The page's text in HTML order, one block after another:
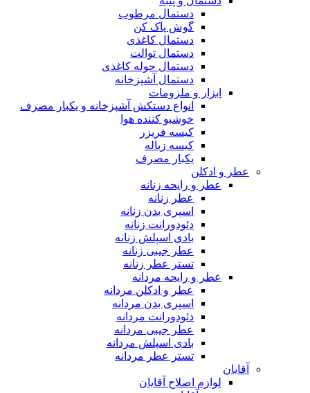
دستمال مرطوب
گوش پاک کن
دستمال کاغذی
دستمال توالت
دستمال حوله کاغذی
دستمال آشپزخانه
ابزار و ملزومات
انواع دستکش آشپزخانه و یکبار مصرف
خوشبو کننده هوا
کیسه فریزر
کیسه زباله
یکبار مصرف
عطر و ادکلن
عطر و رایحه زنانه
عطر زنانه
اسپری بدن زنانه
دئودورانت زنانه
بادی اسپلش زنانه
عطر جیبی زنانه
تستر عطر زنانه
عطر و رایحه مردانه
عطر و ادکلن مردانه
اسپری بدن مردانه
دئودورانت مردانه
عطر جیبی مردانه
بادی اسپلش مردانه
تستر عطر مردانه
آقایان
لوازم اصلاح آقایان